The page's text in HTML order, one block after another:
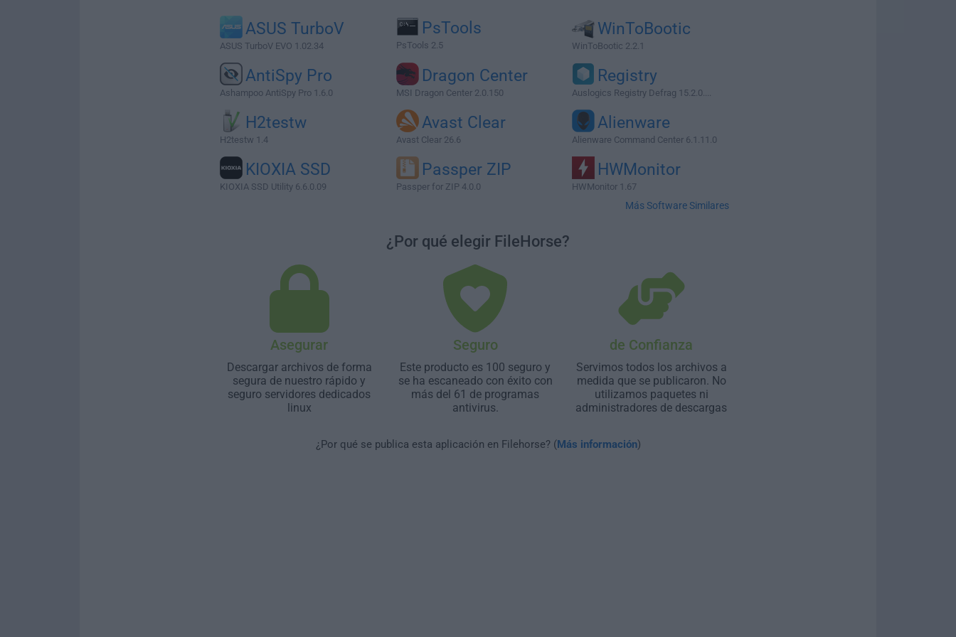
ASUS TurboV
ASUS TurboV EVO 1.02.34
PsTools
PsTools 2.5
WinToBootic
WinToBootic 2.2.1
AntiSpy Pro
Ashampoo AntiSpy Pro 1.6.0
Dragon Center
MSI Dragon Center 2.0.150
Registry
Auslogics Registry Defrag 15.2.0....
H2testw
H2testw 1.4
Avast Clear
Avast Clear 26.6
Alienware
Alienware Command Center 6.1.11.0
KIOXIA SSD
KIOXIA SSD Utility 6.6.0.09
Passper ZIP
Passper for ZIP 4.0.0
HWMonitor
HWMonitor 1.67
Más Software Similares
¿Por qué elegir FileHorse?
Asegurar
Descargar archivos de forma
segura de nuestro rápido y
seguro servidores dedicados
linux
Seguro
Este producto es 100 seguro y
se ha escaneado con éxito con
más del 61 de programas
antivirus.
de Confianza
Servimos todos los archivos a
medida que se publicaron. No
utilizamos paquetes ni
administradores de descargas
¿Por qué se publica esta aplicación en Filehorse? (Más información)